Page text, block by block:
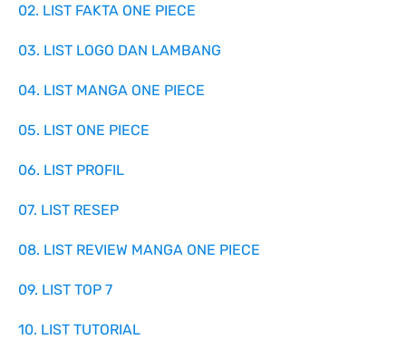
02. LIST FAKTA ONE PIECE
03. LIST LOGO DAN LAMBANG
04. LIST MANGA ONE PIECE
05. LIST ONE PIECE
06. LIST PROFIL
07. LIST RESEP
08. LIST REVIEW MANGA ONE PIECE
09. LIST TOP 7
10. LIST TUTORIAL